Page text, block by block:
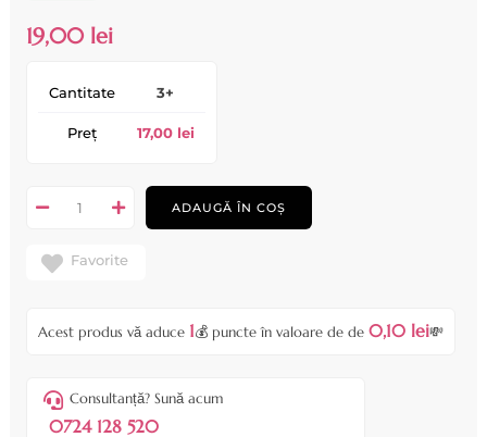
19,00 lei
Cantitate 3+
Preț 17,00 lei
ADAUGĂ ÎN COȘ
Favorite
Acest produs vă aduce 1💰 puncte în valoare de de 0,10 lei💸
Consultanță? Sună acum
0724 128 520